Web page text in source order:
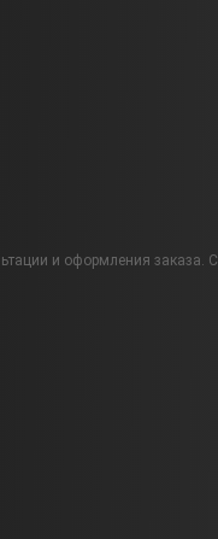
и оформления заказа. С